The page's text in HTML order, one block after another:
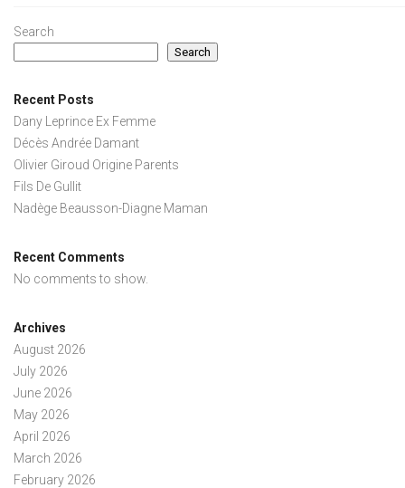
Search
Search
Recent Posts
Dany Leprince Ex Femme
Décès Andrée Damant
Olivier Giroud Origine Parents
Fils De Gullit
Nadège Beausson-Diagne Maman
Recent Comments
No comments to show.
Archives
August 2026
July 2026
June 2026
May 2026
April 2026
March 2026
February 2026